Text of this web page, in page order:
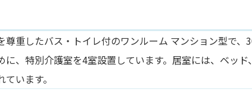
尊重したバス・トイレ付のワンルーム マンション型で
に、特別介護室を4室設置しています。居室には、ベッ
います。